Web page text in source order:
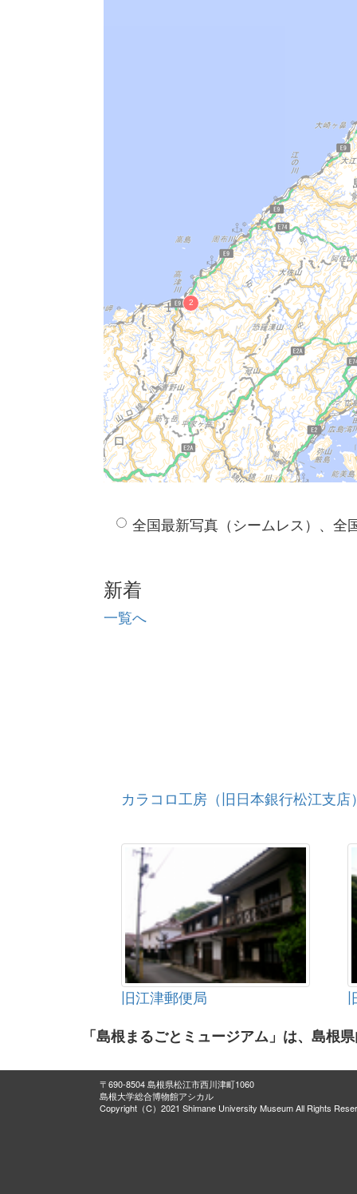
全国最新写真（シームレス）、全
新着
一覧へ
カラコロ工房（旧日本銀行松江支店
旧江津郵便局
「島根まるごとミュージアム」は、島根
〒690-8504 島根県松江市西川津町1060
島根大学総合博物館アシカル
Copyright（C）2021 Shimane University Museum All Rights